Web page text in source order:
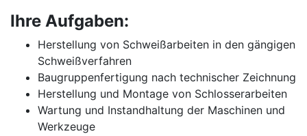
Ihre Aufgaben:
Herstellung von Schweißarbeiten in den gängigen
Schweißverfahren
Baugruppenfertigung nach technischer Zeichnung
Herstellung und Montage von Schlosserarbeiten
Wartung und Instandhaltung der Maschinen und
Werkzeuge